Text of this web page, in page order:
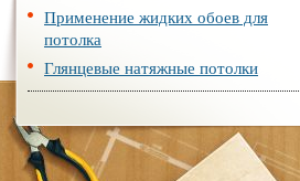
Применение жидких обоев для
потолка
Глянцевые натяжные потолки